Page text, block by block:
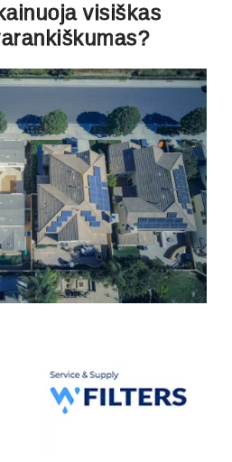
visiškas